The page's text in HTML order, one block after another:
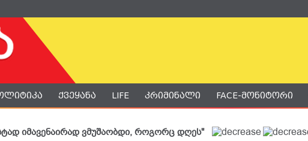
ქვეყანა LIFE კრიმინალი FACE-მონიტორი
იმავენაირად ვმუშაობდი, როგორც დღეს"